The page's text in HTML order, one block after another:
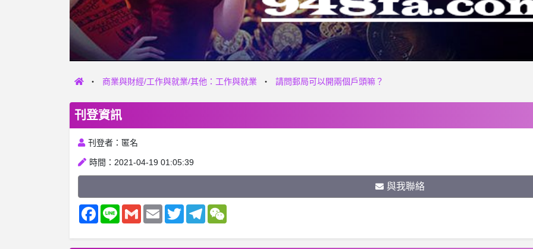
商業與財經/工作與就業/其他：工作與就業 請問郵局可以開兩個戶頭嘛？
刊登資訊
刊登者：匿名
時間：2021-04-19 01:05:39
與我聯絡
Facebook
Line Gmail Email TwitterTelegram